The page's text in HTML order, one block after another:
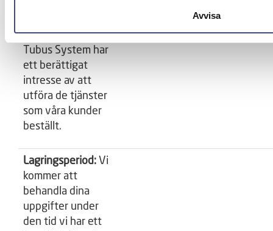
Avvisa
Tubus System har
ett berättigat
intresse av att
utföra de tjänster
som våra kunder
beställt.
Lagringsperiod: Vi
kommer att
behandla dina
uppgifter under
den tid vi har ett